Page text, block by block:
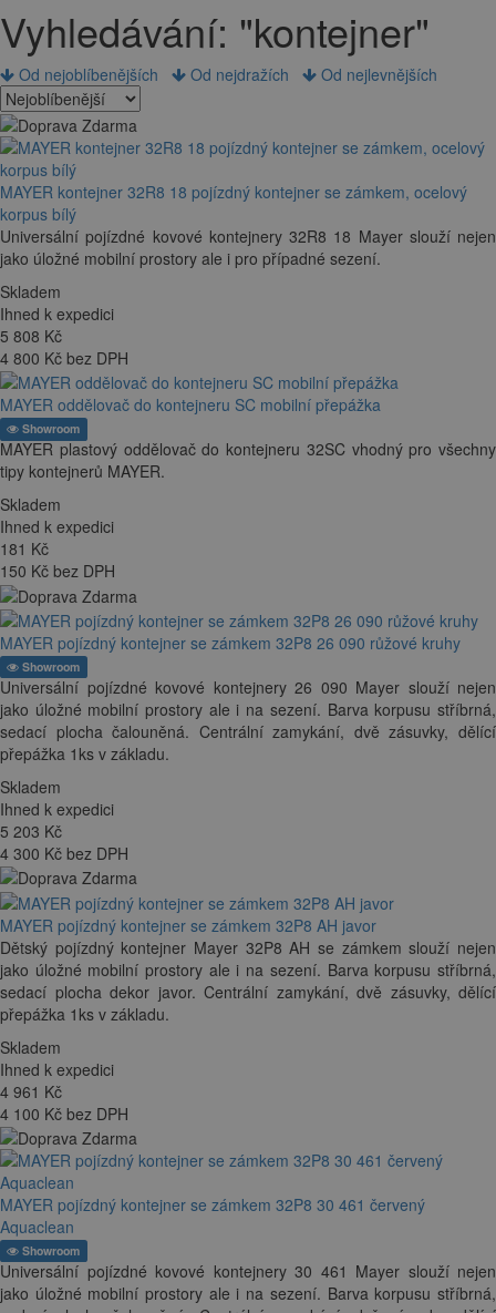
Vyhledávání: "kontejner"
Od nejoblíbenějších Od nejdražích Od nejlevnějších
MAYER kontejner 32R8 18 pojízdný kontejner se zámkem, ocelový
korpus bílý
Universální pojízdné kovové kontejnery 32R8 18 Mayer slouží nejen
jako úložné mobilní prostory ale i pro případné sezení.
Skladem
Ihned k expedici
5 808 Kč
4 800 Kč bez DPH
MAYER oddělovač do kontejneru SC mobilní přepážka
Showroom
MAYER plastový oddělovač do kontejneru 32SC vhodný pro všechny
tipy kontejnerů MAYER.
Skladem
Ihned k expedici
181 Kč
150 Kč bez DPH
MAYER pojízdný kontejner se zámkem 32P8 26 090 růžové kruhy
Showroom
Universální pojízdné kovové kontejnery 26 090 Mayer slouží nejen
jako úložné mobilní prostory ale i na sezení. Barva korpusu stříbrná,
sedací plocha čalouněná. Centrální zamykání, dvě zásuvky, dělící
přepážka 1ks v základu.
Skladem
Ihned k expedici
5 203 Kč
4 300 Kč bez DPH
MAYER pojízdný kontejner se zámkem 32P8 AH javor
Dětský pojízdný kontejner Mayer 32P8 AH se zámkem slouží nejen
jako úložné mobilní prostory ale i na sezení. Barva korpusu stříbrná,
sedací plocha dekor javor. Centrální zamykání, dvě zásuvky, dělící
přepážka 1ks v základu.
Skladem
Ihned k expedici
4 961 Kč
4 100 Kč bez DPH
MAYER pojízdný kontejner se zámkem 32P8 30 461 červený
Aquaclean
Showroom
Universální pojízdné kovové kontejnery 30 461 Mayer slouží nejen
jako úložné mobilní prostory ale i na sezení. Barva korpusu stříbrná,